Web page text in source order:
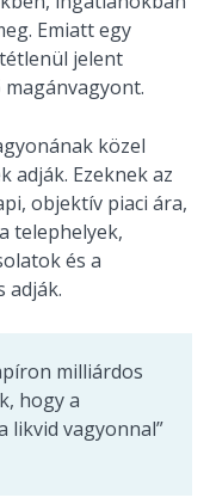
Emiatt egy
jelent
közel
adják. Ezeknek az
objektív piaci ára,
telephelyek,
és a
adják.
milliárdos
hogy a
likvid vagyonnal”